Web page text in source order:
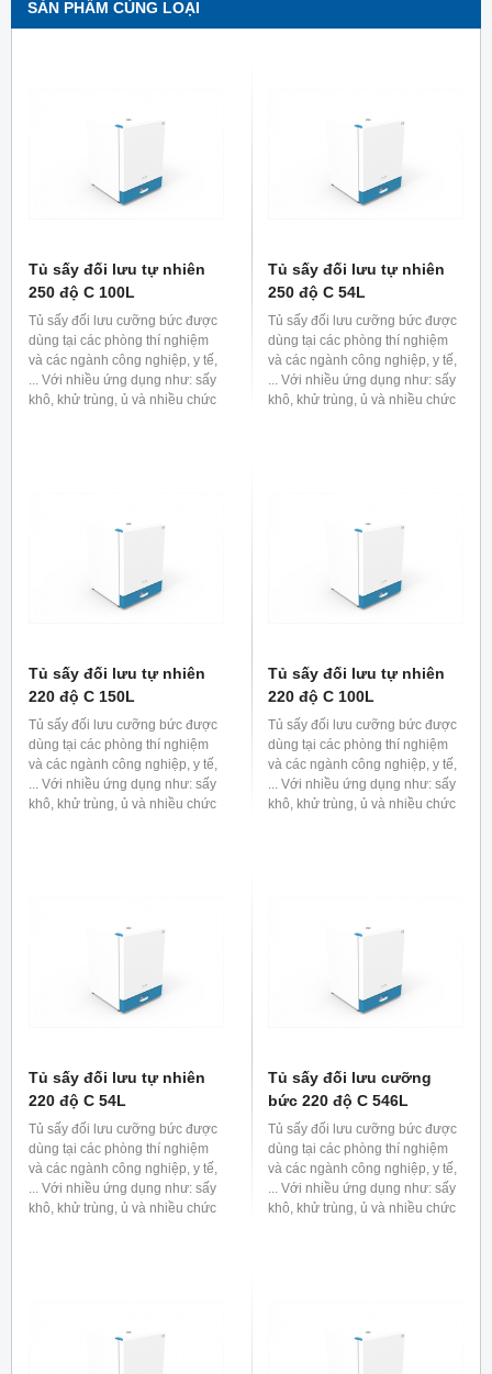
SẢN PHẨM CÙNG LOẠI
Tủ sấy đối lưu tự nhiên
250 độ C 100L
Tủ sấy đối lưu cưỡng bức được
dùng tại các phòng thí nghiệm
và các ngành công nghiệp, y tế,
... Với nhiều ứng dụng như: sấy
khô, khử trùng, ủ và nhiều chức
Tủ sấy đối lưu tự nhiên
250 độ C 54L
Tủ sấy đối lưu cưỡng bức được
dùng tại các phòng thí nghiệm
và các ngành công nghiệp, y tế,
... Với nhiều ứng dụng như: sấy
khô, khử trùng, ủ và nhiều chức
Tủ sấy đối lưu tự nhiên
220 độ C 150L
Tủ sấy đối lưu cưỡng bức được
dùng tại các phòng thí nghiệm
và các ngành công nghiệp, y tế,
... Với nhiều ứng dụng như: sấy
khô, khử trùng, ủ và nhiều chức
Tủ sấy đối lưu tự nhiên
220 độ C 100L
Tủ sấy đối lưu cưỡng bức được
dùng tại các phòng thí nghiệm
và các ngành công nghiệp, y tế,
... Với nhiều ứng dụng như: sấy
khô, khử trùng, ủ và nhiều chức
Tủ sấy đối lưu tự nhiên
220 độ C 54L
Tủ sấy đối lưu cưỡng bức được
dùng tại các phòng thí nghiệm
và các ngành công nghiệp, y tế,
... Với nhiều ứng dụng như: sấy
khô, khử trùng, ủ và nhiều chức
Tủ sấy đối lưu cưỡng
bức 220 độ C 546L
Tủ sấy đối lưu cưỡng bức được
dùng tại các phòng thí nghiệm
và các ngành công nghiệp, y tế,
... Với nhiều ứng dụng như: sấy
khô, khử trùng, ủ và nhiều chức